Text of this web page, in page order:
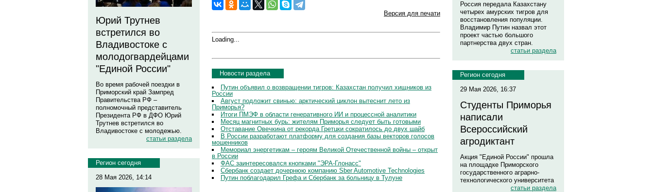
Юрий Трутнев
встретился во
Владивостоке с
молодогвардейцами
"Единой России"
Во время рабочей поездки в
Приморский край Зампред
Правительства РФ –
полномочный представитель
Президента РФ в ДФО Юрий
Трутнев встретился во
Владивостоке с молодежью.
статьи раздела
Регион сегодня
28 Мая 2026, 14:14
Версия для печати
Loading...
Новости раздела
Путин объявил о возвращении тигров: Казахстан получил хищников из
России
Август подложит свинью: арктический циклон вытеснит лето из
Приморья?
Итоги ПМЭФ в области генеративного ИИ и процессной аналитики
Месяц магнитных бурь: жителям Приморья следует быть готовыми
Отставание Овечкина от рекорда Гретцки сократилось до двух шайб
В России разработают платформу для создания базы векторов голосов
мошенников
Мемориал энергетикам – героям Великой Отечественной войны – открыт
в России
ФАС заинтересовался кнопками "ЭРА-Глонасс"
Сбербанк создает дочернюю компанию Sber Automotive Technologies
Путин поблагодарил Грефа и Сбербанк за больницу в Тулуне
Россия передала Казахстану
четырех амурских тигров для
восстановления популяции.
Владимир Путин назвал этот
проект частью большого
партнерства двух стран.
статьи раздела
Регион сегодня
29 Мая 2026, 16:37
Студенты Приморья
написали
Всероссийский
агродиктант
Акция "Единой России" прошла
на площадке Приморского
государственного аграрно-
технологического университета
статьи раздела